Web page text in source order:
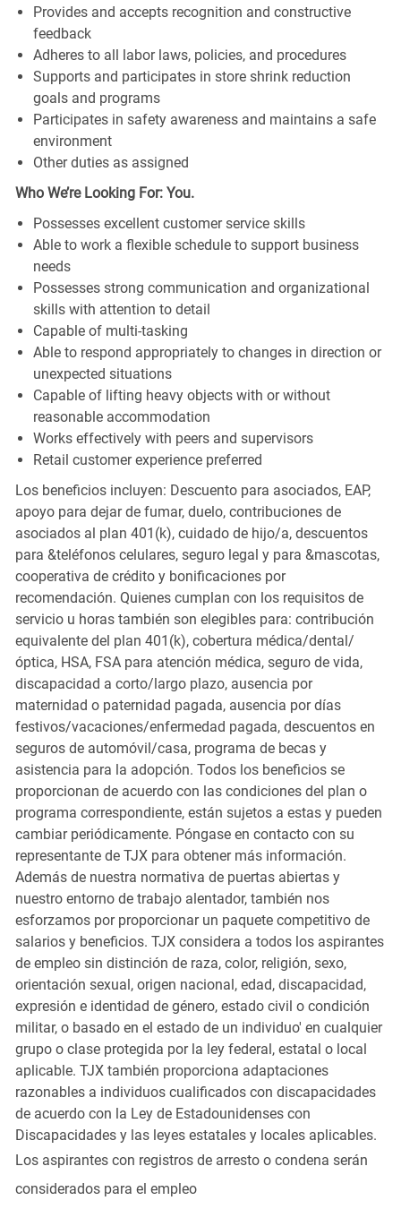
Provides and accepts recognition and constructive
feedback
Adheres to all labor laws, policies, and procedures
Supports and participates in store shrink reduction
goals and programs
Participates in safety awareness and maintains a safe
environment
Other duties as assigned
Who We’re Looking For: You.
Possesses excellent customer service skills
Able to work a flexible schedule to support business
needs
Possesses strong communication and organizational
skills with attention to detail
Capable of multi-tasking
Able to respond appropriately to changes in direction or
unexpected situations
Capable of lifting heavy objects with or without
reasonable accommodation
Works effectively with peers and supervisors
Retail customer experience preferred
Los beneficios incluyen: Descuento para asociados, EAP,
apoyo para dejar de fumar, duelo, contribuciones de
asociados al plan 401(k), cuidado de hijo/a, descuentos
para &teléfonos celulares, seguro legal y para &mascotas,
cooperativa de crédito y bonificaciones por
recomendación. Quienes cumplan con los requisitos de
servicio u horas también son elegibles para: contribución
equivalente del plan 401(k), cobertura médica/dental/
óptica, HSA, FSA para atención médica, seguro de vida,
discapacidad a corto/largo plazo, ausencia por
maternidad o paternidad pagada, ausencia por días
festivos/vacaciones/enfermedad pagada, descuentos en
seguros de automóvil/casa, programa de becas y
asistencia para la adopción. Todos los beneficios se
proporcionan de acuerdo con las condiciones del plan o
programa correspondiente, están sujetos a estas y pueden
cambiar periódicamente. Póngase en contacto con su
representante de TJX para obtener más información.
Además de nuestra normativa de puertas abiertas y
nuestro entorno de trabajo alentador, también nos
esforzamos por proporcionar un paquete competitivo de
salarios y beneficios. TJX considera a todos los aspirantes
de empleo sin distinción de raza, color, religión, sexo,
orientación sexual, origen nacional, edad, discapacidad,
expresión e identidad de género, estado civil o condición
militar, o basado en el estado de un individuo' en cualquier
grupo o clase protegida por la ley federal, estatal o local
aplicable. TJX también proporciona adaptaciones
razonables a individuos cualificados con discapacidades
de acuerdo con la Ley de Estadounidenses con
Discapacidades y las leyes estatales y locales aplicables.
Los aspirantes con registros de arresto o condena serán
considerados para el empleo